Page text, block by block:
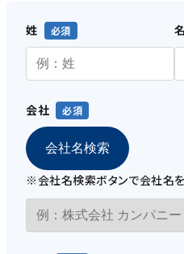
姓 名
会社
会社名検索
※会社名検索ボタンで会社名